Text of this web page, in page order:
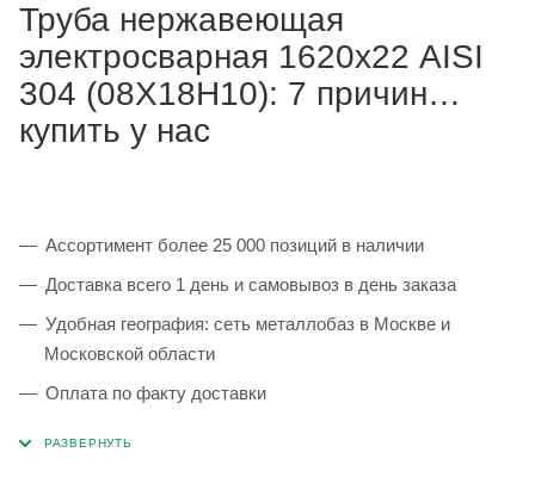
Труба нержавеющая
электросварная 1620х22 AISI
304 (08Х18Н10): 7 причин
купить у нас
Ассортимент более 25 000 позиций в наличии
Доставка всего 1 день и самовывоз в день заказа
Удобная география: сеть металлобаз в Москве и
Московской области
Оплата по факту доставки